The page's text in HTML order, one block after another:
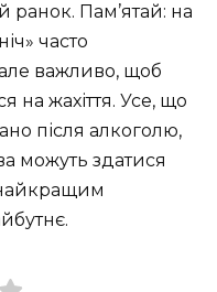
ранок. Пам’ятай: на
часто
важливо, щоб
на жахіття. Усе, що
після алкоголю,
можуть здатися